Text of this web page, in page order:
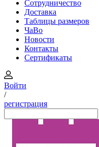
Сотрудничество
Доставка
Таблицы размеров
ЧаВо
Новости
Контакты
Сертификаты
Войти
/
регистрация